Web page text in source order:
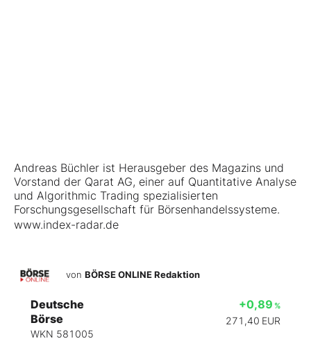
Andreas Büchler ist Herausgeber des Magazins und
Vorstand der Qarat AG, einer auf Quantitative Analyse
und Algorithmic Trading spezialisierten
Forschungsgesellschaft für Börsenhandelssysteme.
www.index-radar.de
von BÖRSE ONLINE Redaktion
Deutsche
Börse
WKN 581005
+0,89 %
271,40 EUR